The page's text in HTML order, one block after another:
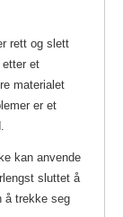
rett og slett
et
materialet
er et
kan anvende
sluttet å
å trekke seg